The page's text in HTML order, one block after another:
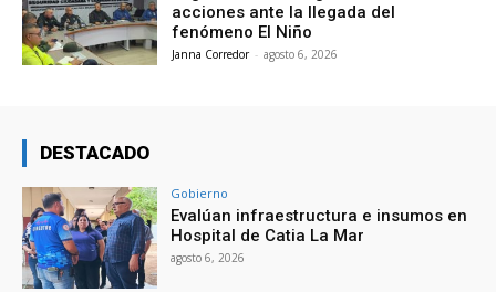
acciones ante la llegada del
fenómeno El Niño
Janna Corredor - agosto 6, 2026
DESTACADO
Gobierno
Evalúan infraestructura e insumos en
Hospital de Catia La Mar
agosto 6, 2026